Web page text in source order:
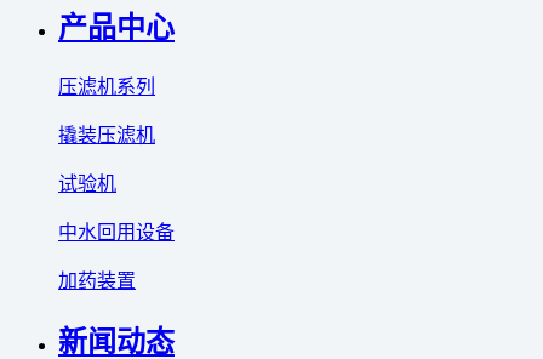
产品中心
压滤机系列
撬装压滤机
试验机
中水回用设备
加药装置
新闻动态